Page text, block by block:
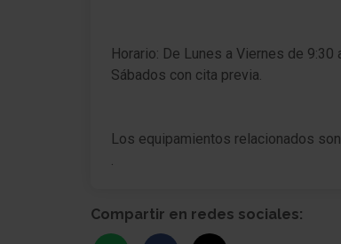
Airbag lateral delante
Cubierta del maletero
Cierre centralizado con Mando a
Horario: De Lunes a Viernes de 9:30
Sábados con cita previa.
Los equipamientos relacionados
.
Compartir en redes sociales: